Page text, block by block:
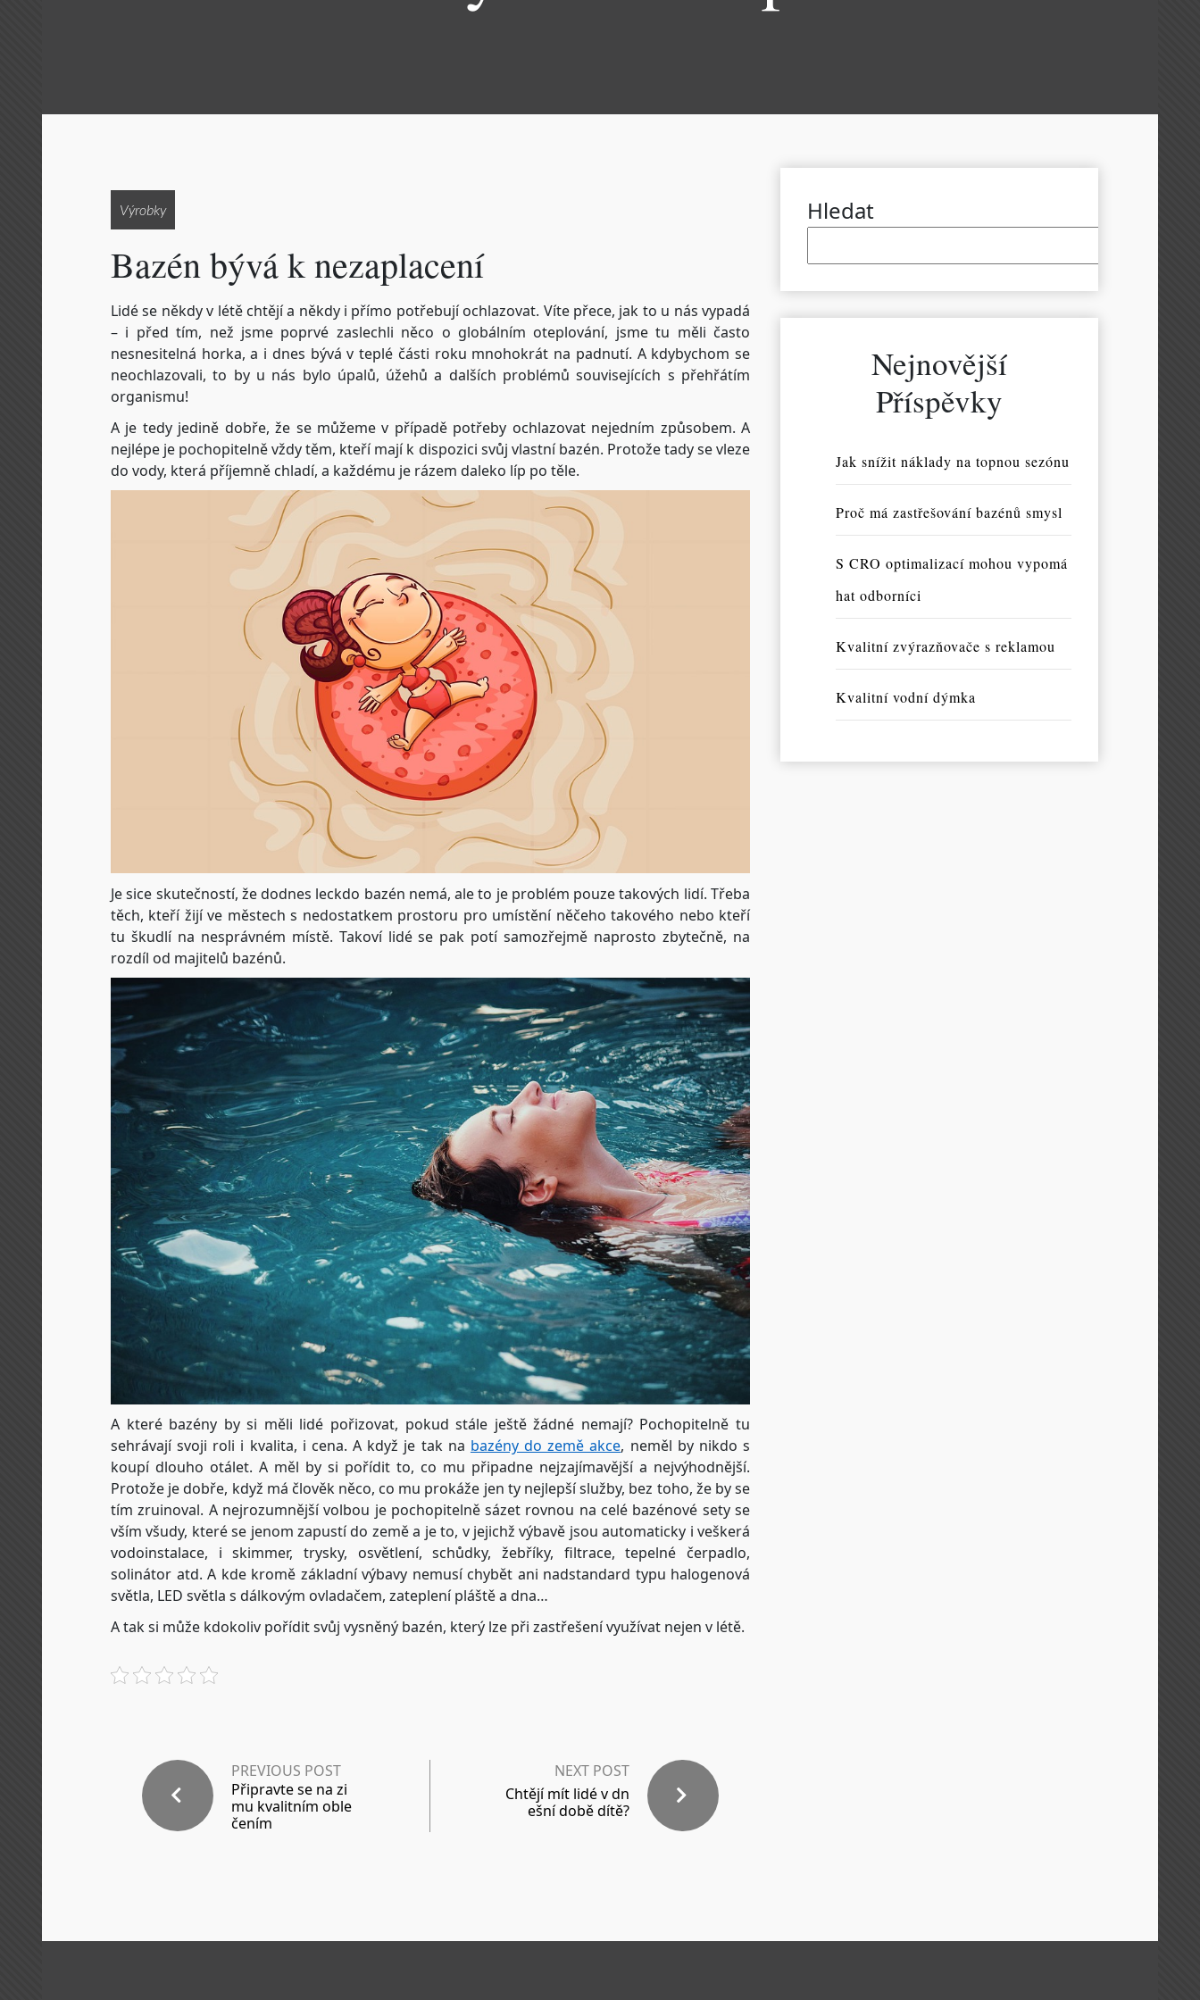
Výrobky
Bazén bývá k nezaplacení
Lidé se někdy v létě chtějí a někdy i přímo potřebují ochlazovat. Víte přece, jak to u nás vypadá
– i před tím, než jsme poprvé zaslechli něco o globálním oteplování, jsme tu měli často
nesnesitelná horka, a i dnes bývá v teplé části roku mnohokrát na padnutí. A kdybychom se
neochlazovali, to by u nás bylo úpalů, úžehů a dalších problémů souvisejících s přehřátím
organismu!
A je tedy jedině dobře, že se můžeme v případě potřeby ochlazovat nejedním způsobem. A
nejlépe je pochopitelně vždy těm, kteří mají k dispozici svůj vlastní bazén. Protože tady se vleze
do vody, která příjemně chladí, a každému je rázem daleko líp po těle.
Je sice skutečností, že dodnes leckdo bazén nemá, ale to je problém pouze takových lidí. Třeba
těch, kteří žijí ve městech s nedostatkem prostoru pro umístění něčeho takového nebo kteří
tu škudlí na nesprávném místě. Takoví lidé se pak potí samozřejmě naprosto zbytečně, na
rozdíl od majitelů bazénů.
A které bazény by si měli lidé pořizovat, pokud stále ještě žádné nemají? Pochopitelně tu
sehrávají svoji roli i kvalita, i cena. A když je tak na bazény do země akce, neměl by nikdo s
koupí dlouho otálet. A měl by si pořídit to, co mu připadne nejzajímavější a nejvýhodnější.
Protože je dobře, když má člověk něco, co mu prokáže jen ty nejlepší služby, bez toho, že by se
tím zruinoval. A nejrozumnější volbou je pochopitelně sázet rovnou na celé bazénové sety se
vším všudy, které se jenom zapustí do země a je to, v jejichž výbavě jsou automaticky i veškerá
vodoinstalace, i skimmer, trysky, osvětlení, schůdky, žebříky, filtrace, tepelné čerpadlo,
solinátor atd. A kde kromě základní výbavy nemusí chybět ani nadstandard typu halogenová
světla, LED světla s dálkovým ovladačem, zateplení pláště a dna…
A tak si může kdokoliv pořídit svůj vysněný bazén, který lze při zastřešení využívat nejen v létě.
PREVIOUS POST
Připravte se na zi
mu kvalitním oble
čením
NEXT POST
Chtějí mít lidé v dn
ešní době dítě?
Hledat
Nejnovější
Příspěvky
Jak snížit náklady na topnou sezónu
Proč má zastřešování bazénů smysl
S CRO optimalizací mohou vypomá
hat odborníci
Kvalitní zvýrazňovače s reklamou
Kvalitní vodní dýmka